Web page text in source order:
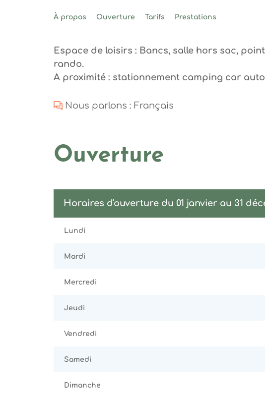
À propos Ouverture Tarifs Prestations
Espace de loisirs : Bancs, salle hors sac,
rando.
A proximité : stationnement camping car
Nous parlons : Français
Ouverture
Horaires d'ouverture du 01 janvier au 31
Lundi
Mardi
Mercredi
Jeudi
Vendredi
Samedi
Dimanche